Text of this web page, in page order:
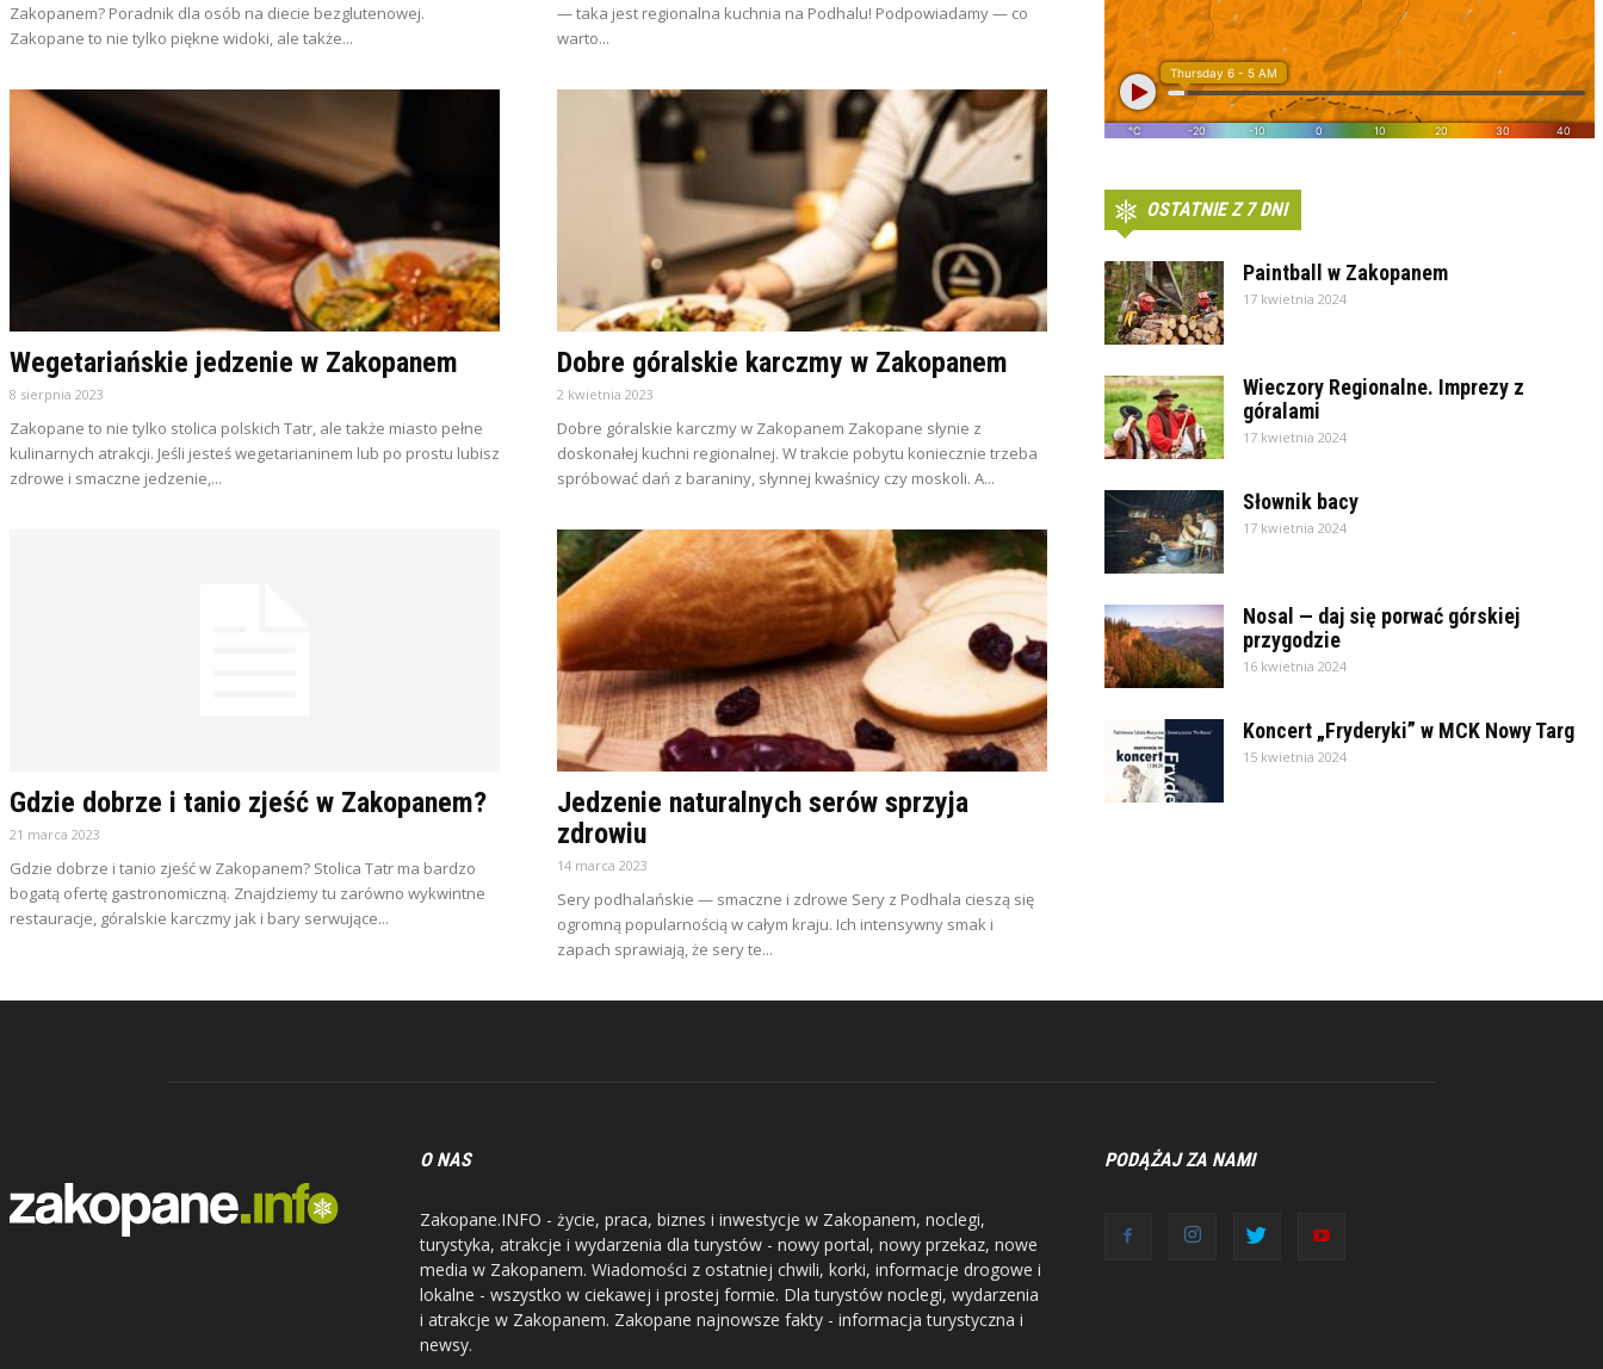
Zakopanem? Poradnik dla osób na diecie bezglutenowej.
Zakopane to nie tylko piękne widoki, ale także...
— taka jest regionalna kuchnia na Podhalu! Podpowiadamy — co
warto...
Wegetariańskie jedzenie w Zakopanem
8 sierpnia 2023
Zakopane to nie tylko stolica polskich Tatr, ale także miasto pełne
kulinarnych atrakcji. Jeśli jesteś wegetarianinem lub po prostu lubisz
zdrowe i smaczne jedzenie,...
Dobre góralskie karczmy w Zakopanem
2 kwietnia 2023
Dobre góralskie karczmy w Zakopanem Zakopane słynie z
doskonałej kuchni regionalnej. W trakcie pobytu koniecznie trzeba
spróbować dań z baraniny, słynnej kwaśnicy czy moskoli. A...
Gdzie dobrze i tanio zjeść w Zakopanem?
21 marca 2023
Gdzie dobrze i tanio zjeść w Zakopanem? Stolica Tatr ma bardzo
bogatą ofertę gastronomiczną. Znajdziemy tu zarówno wykwintne
restauracje, góralskie karczmy jak i bary serwujące...
Jedzenie naturalnych serów sprzyja
zdrowiu
14 marca 2023
Sery podhalańskie — smaczne i zdrowe Sery z Podhala cieszą się
ogromną popularnością w całym kraju. Ich intensywny smak i
zapach sprawiają, że sery te...
OSTATNIE Z 7 DNI
Paintball w Zakopanem
17 kwietnia 2024
Wieczory Regionalne. Imprezy z
góralami
17 kwietnia 2024
Słownik bacy
17 kwietnia 2024
Nosal — daj się porwać górskiej
przygodzie
16 kwietnia 2024
Koncert „Fryderyki” w MCK Nowy Targ
15 kwietnia 2024
O NAS
Zakopane.INFO - życie, praca, biznes i inwestycje w Zakopanem, noclegi,
turystyka, atrakcje i wydarzenia dla turystów - nowy portal, nowy przekaz, nowe
media w Zakopanem. Wiadomości z ostatniej chwili, korki, informacje drogowe i
lokalne - wszystko w ciekawej i prostej formie. Dla turystów noclegi, wydarzenia
i atrakcje w Zakopanem. Zakopane najnowsze fakty - informacja turystyczna i
newsy.
PODĄŻAJ ZA NAMI